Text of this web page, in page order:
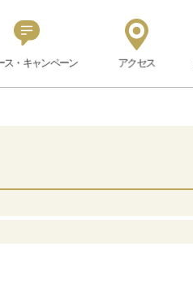
ス・キャンペーン アクセス